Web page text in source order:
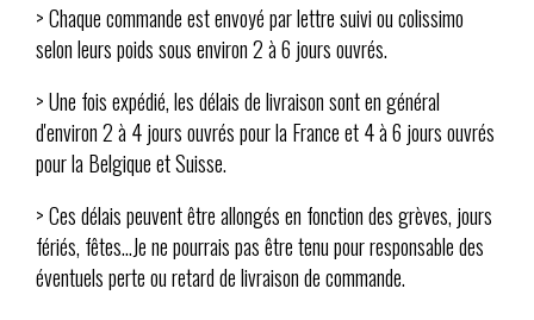
> Chaque commande est envoyé par lettre suivi ou colissimo
selon leurs poids sous environ 2 à 6 jours ouvrés.
> Une fois expédié, les délais de livraison sont en général
d'environ 2 à 4 jours ouvrés pour la France et 4 à 6 jours ouvrés
pour la Belgique et Suisse.
> Ces délais peuvent être allongés en fonction des grèves, jours
fériés, fêtes...Je ne pourrais pas être tenu pour responsable des
éventuels perte ou retard de livraison de commande.